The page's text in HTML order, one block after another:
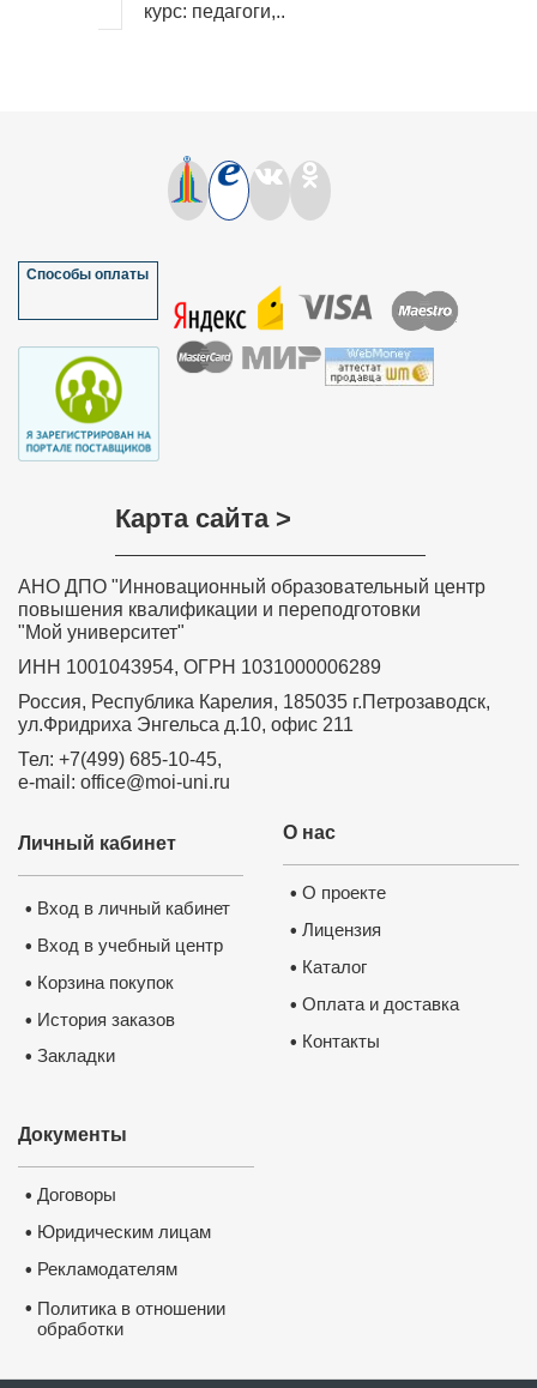
✅
курс: педагоги,..
Способы оплаты
Карта сайта >
АНО ДПО "Инновационный образовательный центр
повышения квалификации и переподготовки
"Мой университет"
ИНН 1001043954, ОГРН 1031000006289
Россия, Республика Карелия, 185035 г.Петрозаводск,
ул.Фридриха Энгельса д.10, офис 211
Тел: +7(499) 685-10-45,
e-mail: office@moi-uni.ru
О нас
• О проекте
• Лицензия
• Каталог
• Оплата и доставка
• Контакты
Личный кабинет
• Вход в личный кабинет
• Вход в учебный центр
• Корзина покупок
• История заказов
• Закладки
Документы
• Договоры
• Юридическим лицам
• Рекламодателям
• Политика в отношении
обработки